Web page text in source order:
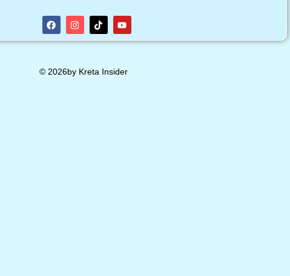
© 2026by Kreta Insider